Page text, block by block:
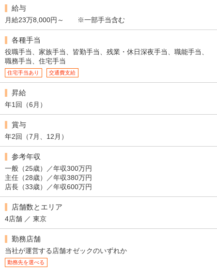
給与
月給23万8,000円～ ※一部手当含む
各種手当
役職手当、家族手当、皆勤手当、残業・休日深夜手当、職能手当、
職務手当、住宅手当
住宅手当あり 交通費支給
昇給
年1回（6月）
賞与
年2回（7月、12月）
参考年収
一般（25歳）／年収300万円
主任（28歳）／年収380万円
店長（33歳）／年収600万円
店舗数とエリア
4店舗 ／ 東京
勤務店舗
当社が運営する店舗オゼックのいずれか
勤務先を選べる